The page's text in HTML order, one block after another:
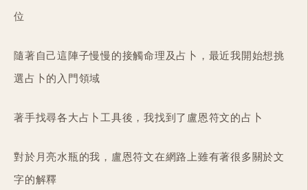
位
隨著自己這陣子慢慢的接觸命理及占卜，最近我開始想挑
選占卜的入門領域
著手找尋各大占卜工具後，我找到了盧恩符文的占卜
對於月亮水瓶的我，盧恩符文在網路上雖有著很多關於文
字的解釋